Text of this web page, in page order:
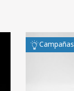
Campañas